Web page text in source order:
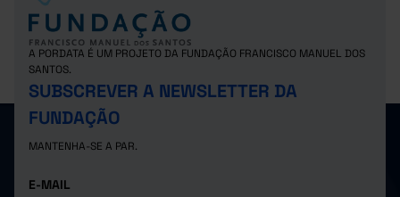
A PORDATA É UM PROJETO DA FUNDAÇÃO FRANCISCO MANUEL DOS
SANTOS.
SUBSCREVER A NEWSLETTER DA
FUNDAÇÃO
MANTENHA-SE A PAR.
E-MAIL